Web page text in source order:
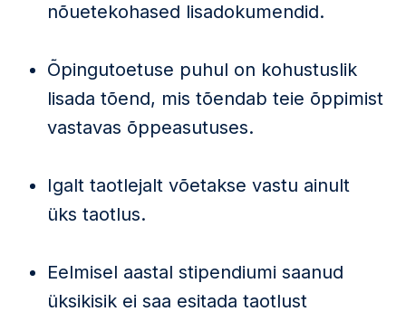
nõuetekohased lisadokumendid.
Õpingutoetuse puhul on kohustuslik
lisada tõend, mis tõendab teie õppimist
vastavas õppeasutuses.
Igalt taotlejalt võetakse vastu ainult
üks taotlus.
Eelmisel aastal stipendiumi saanud
üksikisik ei saa esitada taotlust